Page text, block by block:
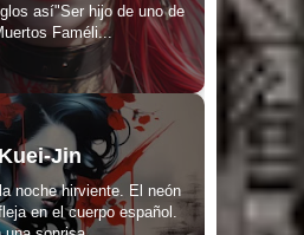
así"Ser hijo de uno de
Faméli...
Kuei-Jin
noche hirviente. El neón
en el cuerpo español.